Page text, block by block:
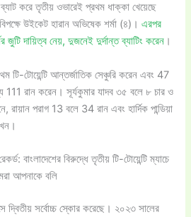
ব্যাট করে তৃতীয় ওভারেই প্রথম ধাক্কা খেয়েছে
উইকেট হারান অভিষেক শর্মা (৪)।এরপর
জুটি দায়িত্ব নেয়, দুজনেই দুর্দান্ত ব্যাটিং করেন ।
টি-টোয়েন্টি আন্তর্জাতিক সেঞ্চুরি করেন এবং 47
111 রান করেন। সূর্যকুমার যাদব ৩৫ বলে ৮ চার ও
পরাগ 13 বলে 34 রান এবং হার্দিক পান্ডিয়া
বাংলাদেশের বিরুদ্ধে তৃতীয় টি-টোয়েন্টি ম্যাচে
আপনাকে বলি
দ্বিতীয় সর্বোচ্চ স্কোর করেছে। ২০২৩ সালের